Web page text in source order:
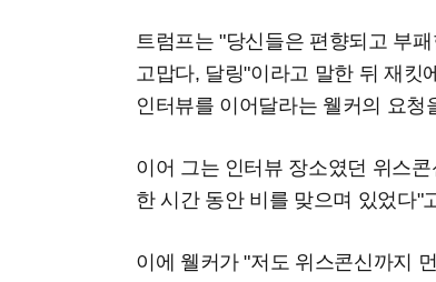
트럼프는 "당신들은 편향되고 부
고맙다, 달링"이라고 말한 뒤 재킷
인터뷰를 이어달라는 웰커의 요청
이어 그는 인터뷰 장소였던 위스
한 시간 동안 비를 맞으며 있었다"
이에 웰커가 "저도 위스콘신까지